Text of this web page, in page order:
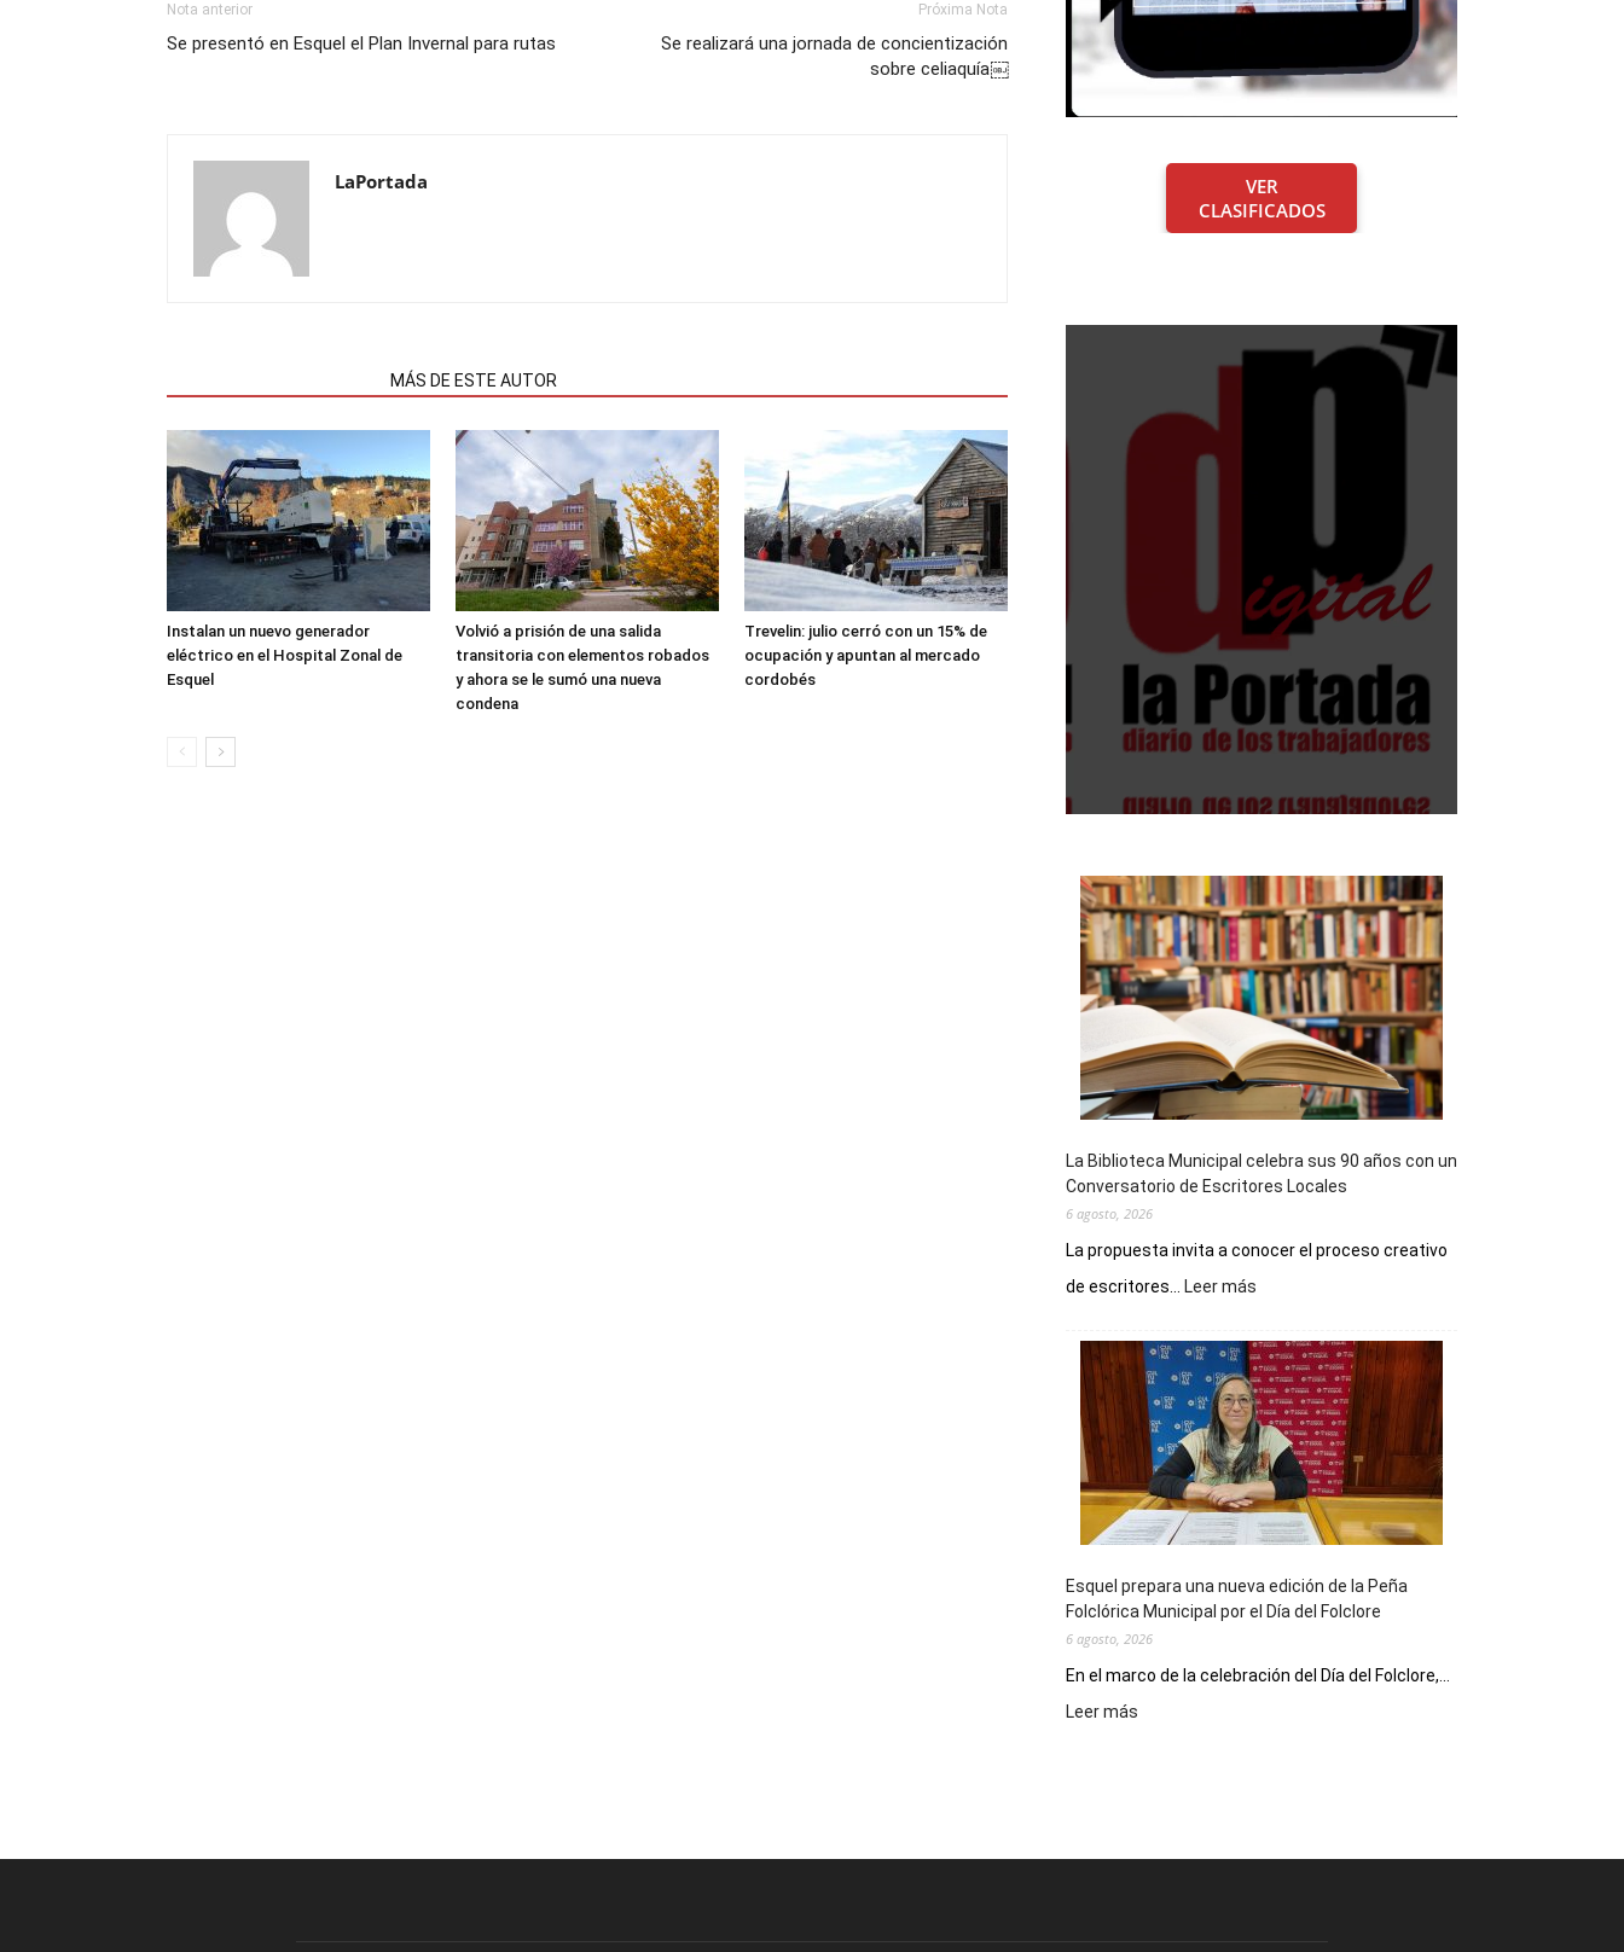
Nota anterior
Se presentó en Esquel el Plan Invernal para rutas
Próxima Nota
Se realizará una jornada de concientización
sobre celiaquía￼
LaPortada
MÁS DE ESTE AUTOR
Instalan un nuevo generador
eléctrico en el Hospital Zonal de
Esquel
Volvió a prisión de una salida
transitoria con elementos robados
y ahora se le sumó una nueva
condena
Trevelin: julio cerró con un 15% de
ocupación y apuntan al mercado
cordobés
VER
CLASIFICADOS
La Biblioteca Municipal celebra sus 90 años con un
Conversatorio de Escritores Locales
6 agosto, 2026
La propuesta invita a conocer el proceso creativo
de escritores...
Leer más
Municipal
celebra
sus
90
años
con
un
Conversatorio
Escritores
Locales
Esquel prepara una nueva edición de la Peña
Folclórica Municipal por el Día del Folclore
6 agosto, 2026
En el marco de la celebración del Día del Folclore,...
Leer más
de